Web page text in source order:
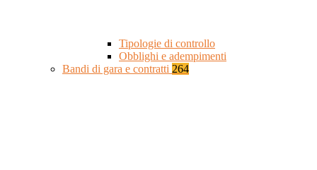
Tipologie di controllo
Obblighi e adempimenti
Bandi di gara e contratti 264